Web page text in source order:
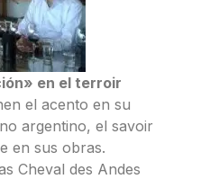
en el terroir
el acento en su
argentino, el savoir
en sus obras.
Cheval des Andes